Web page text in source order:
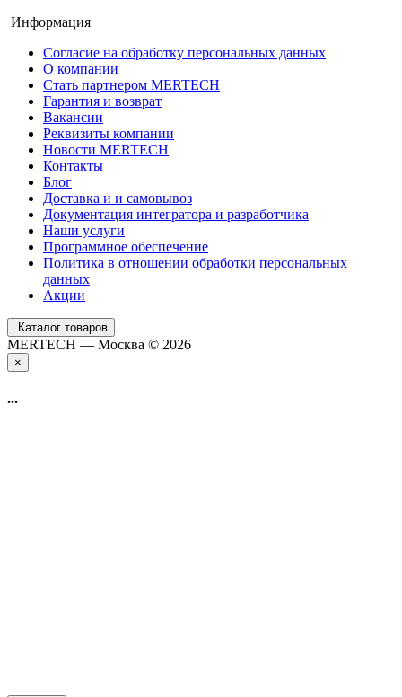
Информация
Согласие на обработку персональных данных
О компании
Стать партнером MERTECH
Гарантия и возврат
Вакансии
Реквизиты компании
Новости MERTECH
Контакты
Блог
Доставка и и самовывоз
Документация интегратора и разработчика
Наши услуги
Программное обеспечение
Политика в отношении обработки персональных
данных
Акции
Каталог товаров
MERTECH — Москва © 2026
×
...